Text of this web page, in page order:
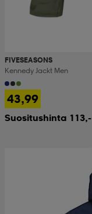
FIVESEASONS
Kennedy Jackt Men
43,99
Suositushinta 113,-